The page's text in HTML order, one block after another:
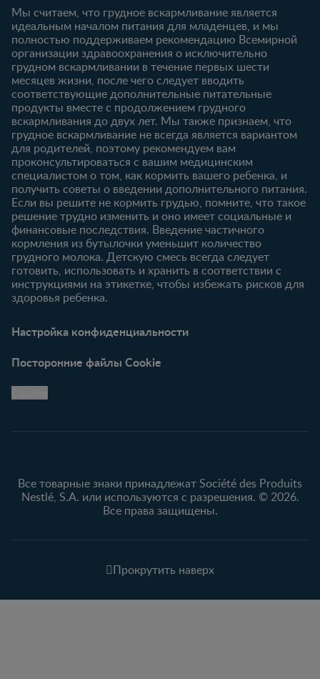
Зарегистрироваться
Купить
Наши бренды
Бесплатные
тестирования
6-12 месяцев
Статьи
Продукты
12-18 месяцев
Статьи
Продукты
18-24 месяцев
Статьи
Продукты
Мы считаем, что грудное вскармливание является
идеальным началом питания для младенцев, и мы
полностью поддерживаем рекомендацию Всемирной
организации здравоохранения о исключительно
грудном вскармливании в течение первых шести
месяцев жизни, после чего следует вводить
соответствующие дополнительные питательные
продукты вместе с продолжением грудного
вскармливания до двух лет. Мы также признаем, что
грудное вскармливание не всегда является вариантом
для родителей, поэтому рекомендуем вам
проконсультироваться с вашим медицинским
специалистом о том, как кормить вашего ребенка, и
получить советы о введении дополнительного питания.
Если вы решите не кормить грудью, помните, что такое
решение трудно изменить и оно имеет социальные и
финансовые последствия. Введение частичного
кормления из бутылочки уменьшит количество
грудного молока. Детскую смесь всегда следует
готовить, использовать и хранить в соответствии с
инструкциями на этикетке, чтобы избежать рисков для
здоровья ребенка.
Настройка конфиденциальности
Посторонние файлы Cookie
Все товарные знаки принадлежат Société des Produits
Nestlé, S.A. или используются с разрешения. © 2026.
Все права защищены.
Прокрутить наверх